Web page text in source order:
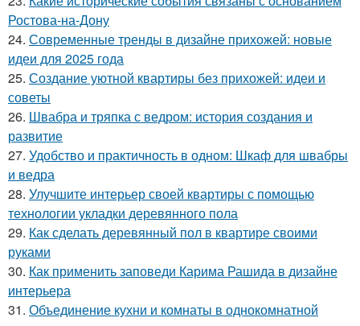
Ростова-на-Дону
24. Современные тренды в дизайне прихожей: новые
идеи для 2025 года
25. Создание уютной квартиры без прихожей: идеи и
советы
26. Швабра и тряпка с ведром: история создания и
развитие
27. Удобство и практичность в одном: Шкаф для швабры
и ведра
28. Улучшите интерьер своей квартиры с помощью
технологии укладки деревянного пола
29. Как сделать деревянный пол в квартире своими
руками
30. Как применить заповеди Карима Рашида в дизайне
интерьера
31. Объединение кухни и комнаты в однокомнатной